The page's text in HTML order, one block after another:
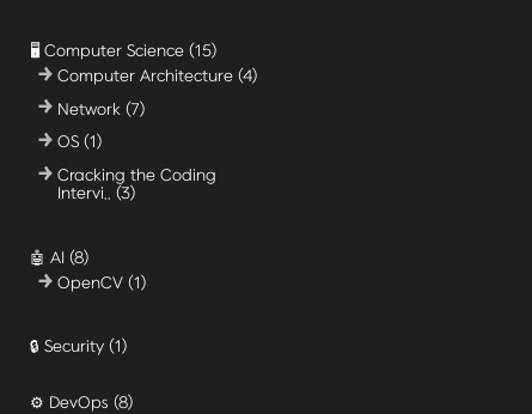
🖥️ Computer Science (15)
Computer Architecture(4)
Network(7)
OS(1)
Cracking the Coding
Intervi..(3)
🤖 AI (8)
OpenCV(1)
🔒 Security (1)
⚙️ DevOps (8)